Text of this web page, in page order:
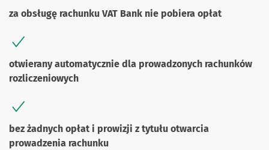
za obsługę rachunku VAT Bank nie pobiera opłat
otwierany automatycznie dla prowadzonych rachunków
rozliczeniowych
bez żadnych opłat i prowizji z tytułu otwarcia
prowadzenia rachunku